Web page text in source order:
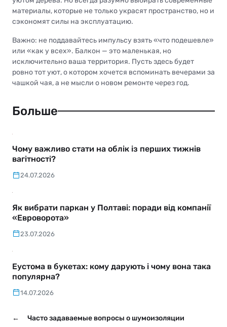
материалы, которые не только украсят пространство, но и
сэкономят силы на эксплуатацию.
Важно: не поддавайтесь импульсу взять «что подешевле»
или «как у всех». Балкон — это маленькая, но
исключительно ваша территория. Пусть здесь будет
ровно тот уют, о котором хочется вспоминать вечерами за
чашкой чая, а не мысли о новом ремонте через год.
Больше
Чому важливо стати на облік із перших тижнів
вагітності?
24.07.2026
Як вибрати паркан у Полтаві: поради від компанії
«Евроворота»
23.07.2026
Еустома в букетах: кому дарують і чому вона така
популярна?
14.07.2026
←
Часто задаваемые вопросы о шумоизоляции